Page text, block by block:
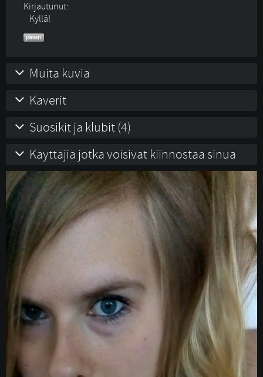
Kirjautunut:
Kyllä!
Muita kuvia
Kaverit
Suosikit ja klubit (4)
Käyttäjiä jotka voisivat kiinnostaa sinua